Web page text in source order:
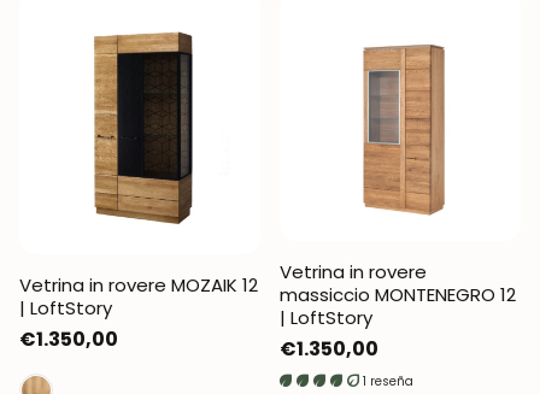
Vetrina in rovere MOZAIK 12
| LoftStory
Prezzo
normale
€1.350,00
Vetrina in rovere
massiccio MONTENEGRO 12
| LoftStory
Prezzo
normale
€1.350,00
1 reseña